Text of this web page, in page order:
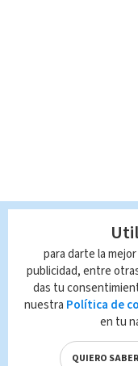
para darte la
publicidad, entre
das tu
nuestra Política de
en tu
QUIERO